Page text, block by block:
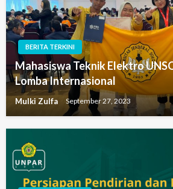
BERITA TERKINI
Mahasiswa Teknik Elektro
Lomba Internasional
Mulki Zulfa September 27, 2023